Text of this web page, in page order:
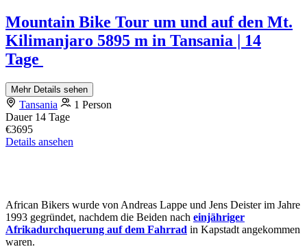
Mountain Bike Tour um und auf den Mt.
Kilimanjaro 5895 m in Tansania | 14
Tage
Mehr Details sehen
Tansania
1 Person
Dauer 14 Tage
€3695
Details ansehen
African Bikers wurde von Andreas Lappe und Jens Deister im Jahre
1993 gegründet, nachdem die Beiden nach einjähriger
Afrikadurchquerung auf dem Fahrrad in Kapstadt angekommen
waren.